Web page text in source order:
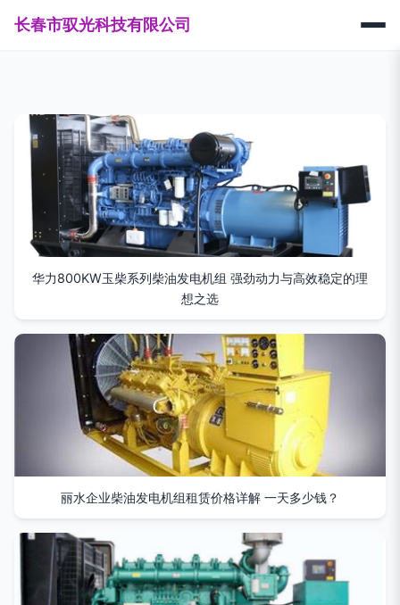
长春市驭光科技有限公司
华力800KW玉柴系列柴油发电机组 强劲动力与高效稳定的理
想之选
丽水企业柴油发电机组租赁价格详解 一天多少钱？